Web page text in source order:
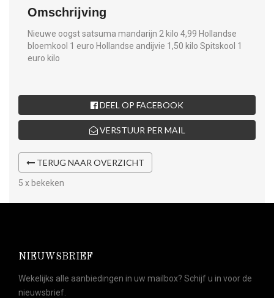
Omschrijving
Nieuwe oogst satsuma mandarijn 2 kilo 4,99 Hollandse
bloemkool 1 euro Hollandse andijvie 1,50 kilo Spitskool 1
euro kilo
DEEL OP FACEBOOK
VERSTUUR PER MAIL
TERUG NAAR OVERZICHT
5 x bekeken
NIEUWSBRIEF
Wekelijks alle aanbiedingen in uw mailbox? Schijf u in voor de
nieuwsbrief.